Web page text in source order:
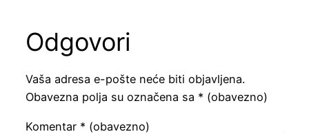
Odgovori
Vaša adresa e-pošte neće biti objavljena.
Obavezna polja su označena sa * (obavezno)
Komentar * (obavezno)